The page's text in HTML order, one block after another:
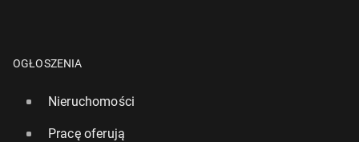
OGŁOSZENIA
Nieruchomości
Pracę oferują